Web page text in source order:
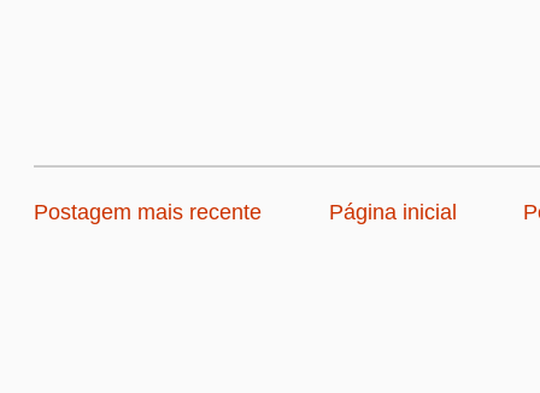
Postagem mais recente Página inicial